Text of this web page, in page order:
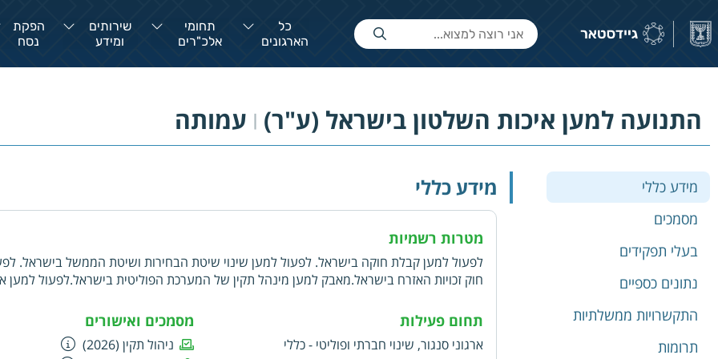
כל
הארגונים
תחומי
אלכ"רים
שירותים
ומידע
הפקת
נסח
התנועה למען איכות השלטון בישראל (ע"ר) | עמותה
מידע כללי
מסמכים
בעלי תפקידים
נתונים כספיים
התקשרויות ממשלתיות
תרומות
מידע כללי
מטרות רשמיות
לפעול למען קבלת חוקה בישראל. לפעול למען שינוי שיטת הבחירות ושיטת הממשל בישראל.
חוק זכויות האזרח בישראל.מאבק למען מינהל תקין של המערכת הפוליטית בישראל.לפעול למען
ייזום והשבחה של נורמות התנהגות של נבחרי ציבור ושל אנשי השירות הציבורי. הטמעת נורמות
שלטון החוק והמנהל הציבורי התקין בקרב הרשויות, באדמיניסטרציה ובציבור הרחב. תמיכה
נורמטיבית. עידוד וחינוך לדמוקרטיה, להומניזם, לסובלנות, להידברות ולמניעת אלימות מילולית
העם ובין כל גוני הקשת הפוליטית. תמיכה במאבקים ציבוריים ומשפטיים כנגד פגיעות, מפגעים
תחום פעילות
ארגוני סנגור, שינוי חברתי ופוליטי - כללי
מסמכים ואישורים
ניהול תקין (2026)